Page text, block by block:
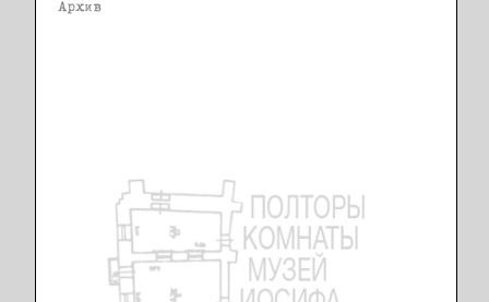
Архив